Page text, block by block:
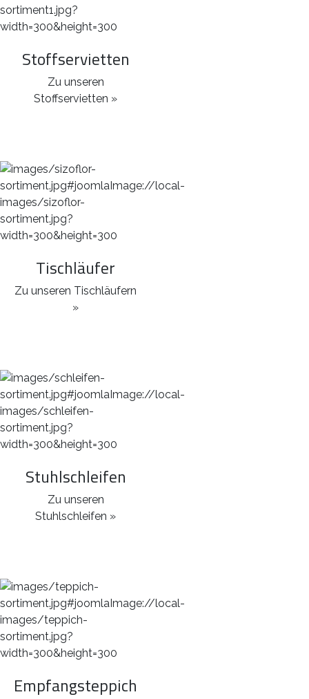
Stoffservietten
Zu unseren
Stoffservietten »
Tischläufer
Zu unseren Tischläufern
»
Stuhlschleifen
Zu unseren
Stuhlschleifen »
Empfangsteppich